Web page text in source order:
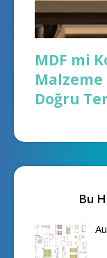
MDF mi
Malzeme
Doğru
Bu